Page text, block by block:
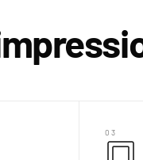
03